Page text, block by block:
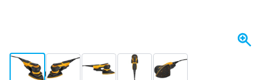
View larger imageView larger imageView larger imageView larger imageView larger image